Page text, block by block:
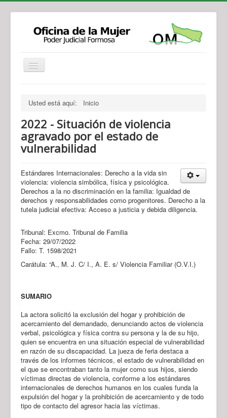
Legislación
Novedades
Recursos y Servicios de Atención
Contacto
Usted está aquí: Inicio
2022 - Situación de violencia
agravado por el estado de
vulnerabilidad
Estándares Internacionales: Derecho a la vida sin
violencia: violencia simbólica, física y psicológica.
Derechos a la no discriminación en la familia: Igualdad de
derechos y responsabilidades como progenitores. Derecho a la
tutela judicial efectiva: Acceso a justicia y debida diligencia.
Tribunal: Excmo. Tribunal de Familia
Fecha: 29/07/2022
Fallo: T. 1598/2021
Carátula: “A., M. J. C/ I., A. E. s/ Violencia Familiar (O.V.I.)
SUMARIO
La actora solicitó la exclusión del hogar y prohibición de
acercamiento del demandado, denunciando actos de violencia
verbal, psicológica y física contra su persona y la de su hijo,
quien se encuentra en una situación especial de vulnerabilidad
en razón de su discapacidad. La jueza de feria destaca a
través de los informes técnicos, el estado de vulnerabilidad en
el que se encontraban tanto la mujer como sus hijos, siendo
víctimas directas de violencia, conforme a los estándares
internacionales de derechos humanos en los cuales funda la
expulsión del hogar y la prohibición de acercamiento y de todo
tipo de contacto del agresor hacia las víctimas.